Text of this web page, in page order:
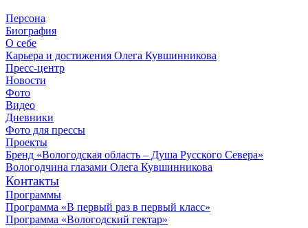
Персона
Биография
О себе
Карьера и достижения Олега Кувшинникова
Пресс-центр
Новости
Фото
Видео
Дневники
Фото для прессы
Проекты
Бренд «Вологодская область – Душа Русского Севера»
Вологодчина глазами Олега Кувшинникова
Контакты
Программы
Программа «В первый раз в первый класс»
Программа «Вологодский гектар»